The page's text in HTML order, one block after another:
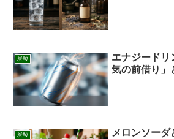
炭酸
エナジードリ
気の前借り」
炭酸
メロンソーダ